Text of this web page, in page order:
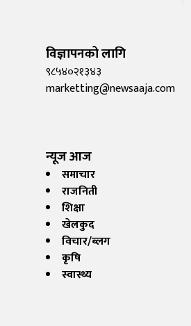
विज्ञापनको लागि
९८५४०२१३४३
marketting@newsaaja.com
न्यूज आज
समाचार
राजनिती
शिक्षा
खेलकुद
विचार/ब्लग
कृषि
स्वास्थ्य